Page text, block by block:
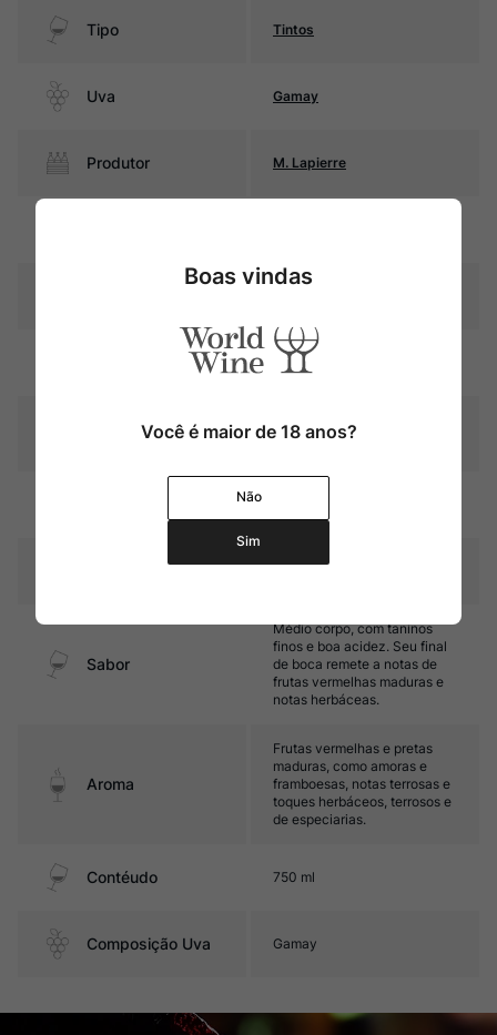
Tipo Tintos
Uva Gamay
Produtor M. Lapierre
Rubi com reflexos violáceos
Graduação Alcóoli
13,5%
Temperatura
Sabor
Médio corpo, com taninos
finos e boa acidez. Seu final
de boca remete a notas de
frutas vermelhas maduras e
notas herbáceas.
Aroma
Frutas vermelhas e pretas
maduras, como amoras e
framboesas, notas terrosas e
toques herbáceos, terrosos e
de especiarias.
Contéudo 750 ml
Composição Uva Gamay
Boas vindas
Você é maior de 18 anos?
Não
Sim